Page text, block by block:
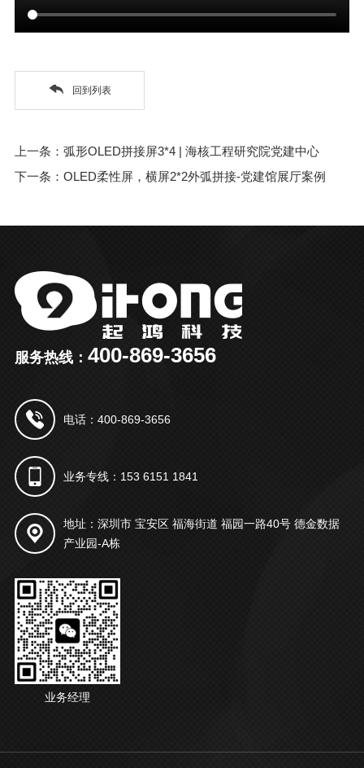
回到列表
上一条：弧形OLED拼接屏3*4 | 海核工程研究院党建中心
下一条：OLED柔性屏，横屏2*2外弧拼接-党建馆展厅案例
服务热线： 400-869-3656
电话：400-869-3656
业务专线：153 6151 1841
地址：深圳市 宝安区 福海街道 福园一路40号 德金数据
产业园-A栋
业务经理